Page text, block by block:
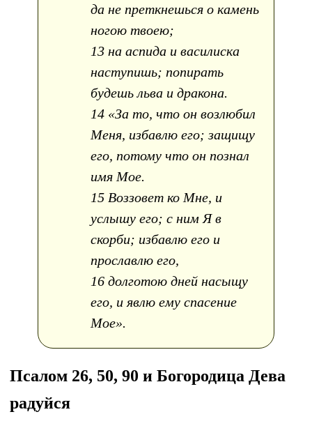
да не преткнешься о камень
ногою твоею;
13 на аспида и василиска
наступишь; попирать
будешь льва и дракона.
14 «За то, что он возлюбил
Меня, избавлю его; защищу
его, потому что он познал
имя Мое.
15 Воззовет ко Мне, и
услышу его; с ним Я в
скорби; избавлю его и
прославлю его,
16 долготою дней насыщу
его, и явлю ему спасение
Мое».
Псалом 26, 50, 90 и Богородица Дева
радуйся